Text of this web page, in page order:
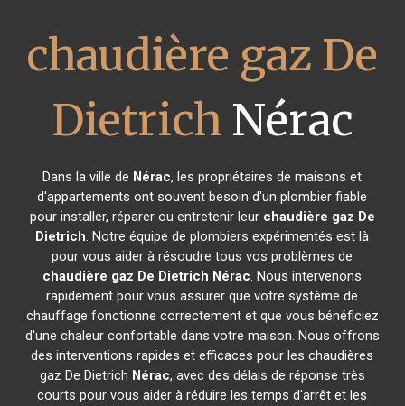
chaudière gaz De
Dietrich Nérac
Dans la ville de Nérac, les propriétaires de maisons et
d'appartements ont souvent besoin d'un plombier fiable
pour installer, réparer ou entretenir leur chaudière gaz De
Dietrich. Notre équipe de plombiers expérimentés est là
pour vous aider à résoudre tous vos problèmes de
chaudière gaz De Dietrich Nérac. Nous intervenons
rapidement pour vous assurer que votre système de
chauffage fonctionne correctement et que vous bénéficiez
d'une chaleur confortable dans votre maison. Nous offrons
des interventions rapides et efficaces pour les chaudières
gaz De Dietrich Nérac, avec des délais de réponse très
courts pour vous aider à réduire les temps d'arrêt et les